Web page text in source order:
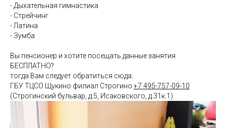
- Дыхательная гимнастика
- Стрейчинг
- Латина
- Зумба
Вы пенсионер и хотите посещать данные занятия
БЕСПЛАТНО?
тогда Вам следует обратиться сюда:
ГБУ ТЦСО Щукино филиал Строгино +7 495-757-09-10
(Строгинский бульвар, д.5, Исаковского, д.31к.1)